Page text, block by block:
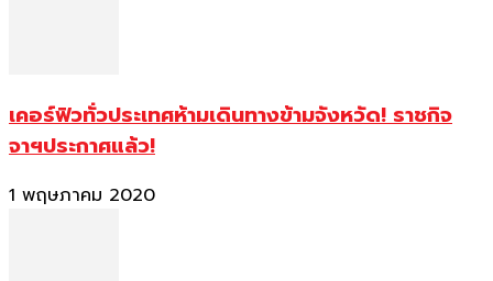
เคอร์ฟิวทั่วประเทศห้ามเดินทางข้ามจังหวัด! ราชกิจ
จาฯประกาศแล้ว!
1 พฤษภาคม 2020